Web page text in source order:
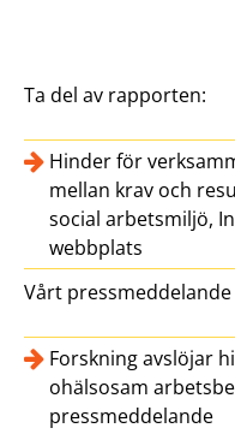
Ta del av rapporten:
Hinder för
mellan krav och
social arbetsmiljö,
webbplats
Vårt
Forskning avslöjar
ohälsosam
pressmeddelande